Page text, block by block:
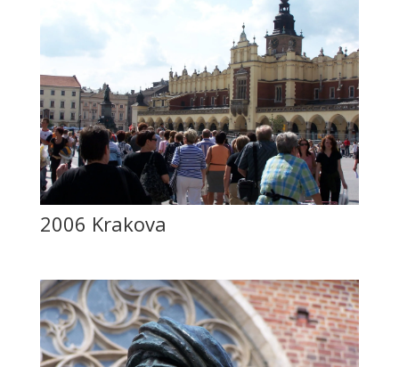
2006 Krakova